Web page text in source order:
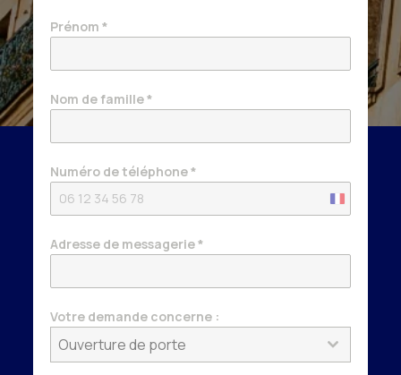
Prénom*
Nom de famille*
Numéro de téléphone*
France
Adresse de messagerie*
Votre demande concerne :
Ouverture de porte